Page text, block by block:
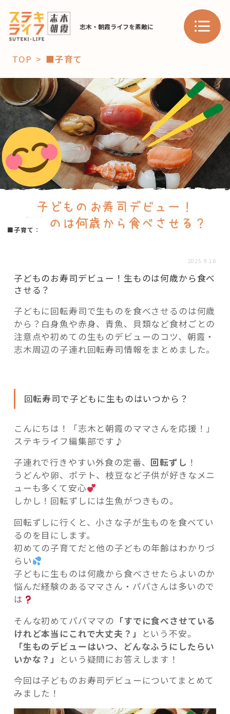
志木・朝霞ライフを素敵に
「コト」
子育て
暮らし
おすすめ
スポット 学び・教育
「場」
HAREL HAREL
活用事例
「モノ」
fleXe リノベ事例
「ひと」
コーディネーター紹介
これからの暮らし 住み替え相談
記事検索
TOP ■子育て
■子育て ：
2025.9.16
子どものお寿司デビュー！生ものは何歳から食べ
させる？
子どもに回転寿司で生ものを食べさせるのは何歳
から？白身魚や赤身、青魚、貝類など食材ごとの
注意点や初めての生ものデビューのコツ、朝霞・
志木周辺の子連れ回転寿司情報をまとめました。
回転寿司で子どもに生ものはいつから？
こんにちは！「志木と朝霞のママさんを応援！」
ステキライフ編集部です♪
子連れで行きやすい外食の定番、 回転ずし ！
うどんや卵、ポテト、枝豆など子供が好きなメニ
ューも多くて安心
しかし！回転ずしには生魚がつきもの。
回転ずしに行くと、小さな子が生ものを食べてい
るのを目にします。
初めての子育てだと他の子どもの年齢はわかりづ
らい
子どもに生ものは何歳から食べさせたらよいのか
悩んだ経験のあるママさん・パパさんは多いので
は
そんな初めてパパママの 「すでに食べさせている
けれど本当にこれで大丈夫？」
という不安。
「生ものデビューはいつ、どんなふうにしたらい
いかな？」
という疑問にお答えします！
今回は子どものお寿司デビューについてまとめて
みました！